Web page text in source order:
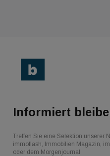
Informiert
Treffen Sie eine Selektion unserer
immoflash, Immobilien Magazin,
oder dem Morgenjournal